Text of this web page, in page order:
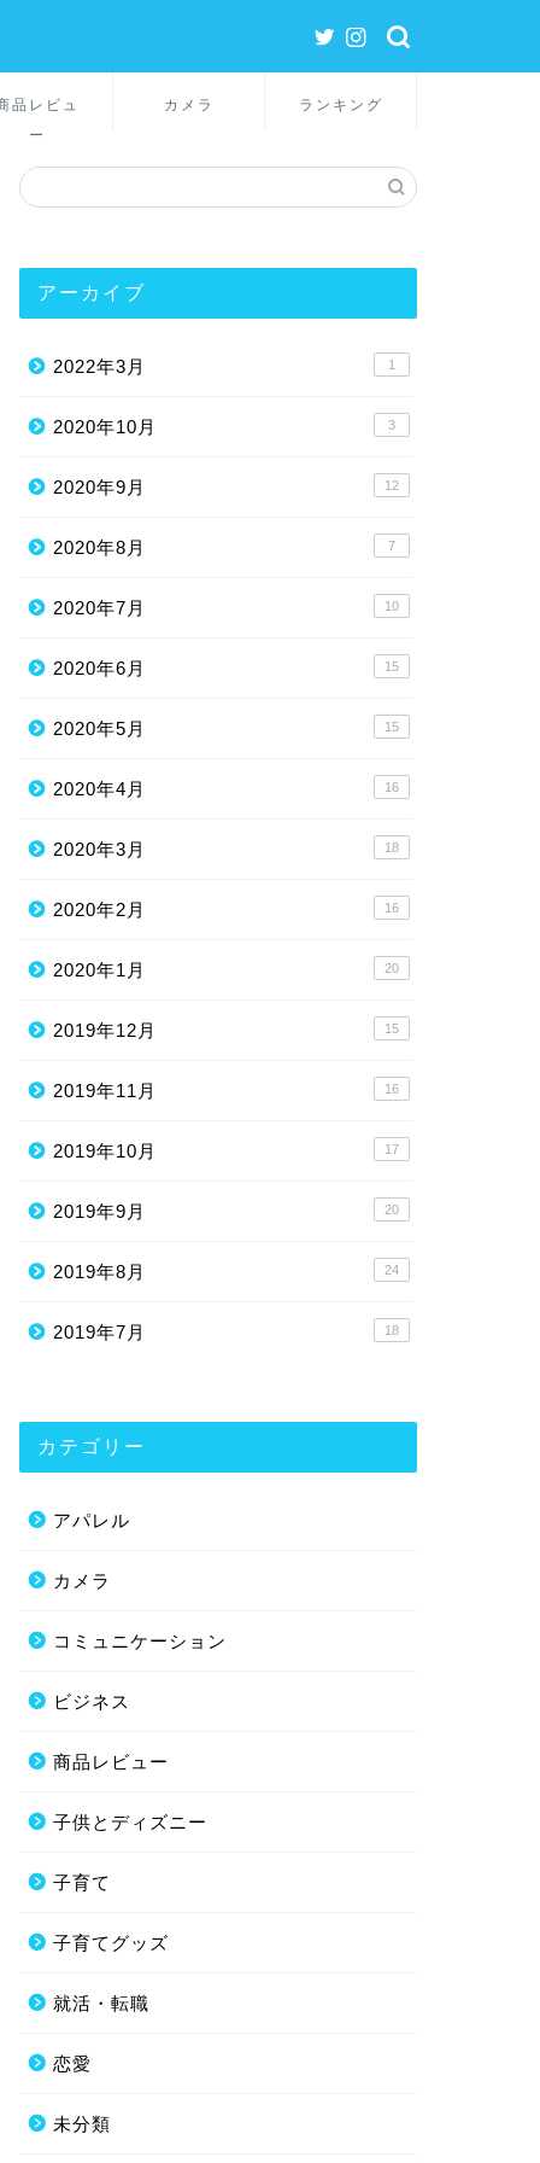
品レビュ
ー
カメラ ランキング
アーカイブ
2022年3月 1
2020年10月 3
2020年9月 12
2020年8月 7
2020年7月 10
2020年6月 15
2020年5月 15
2020年4月 16
2020年3月 18
2020年2月 16
2020年1月 20
2019年12月 15
2019年11月 16
2019年10月 17
2019年9月 20
2019年8月 24
2019年7月 18
カテゴリー
アパレル
カメラ
コミュニケーション
ビジネス
商品レビュー
子供とディズニー
子育て
子育てグッズ
就活・転職
恋愛
未分類